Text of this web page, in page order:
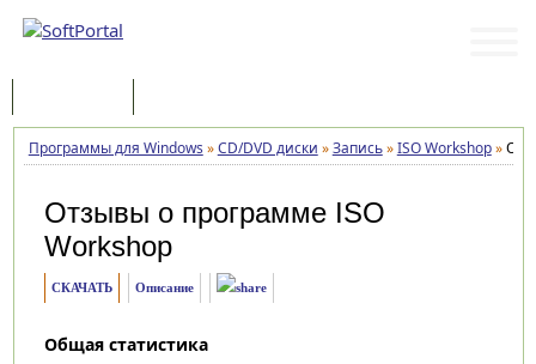
Программы для Windows »CD/DVD диски »Запись»ISO Workshop»
Отзывы о программе ISO
Workshop
СКАЧАТЬ Описание
Общая статистика